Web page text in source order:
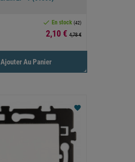
 En stock (42)
Prix
2,10 € 4,78 €
Ajouter Au Panier
favorite